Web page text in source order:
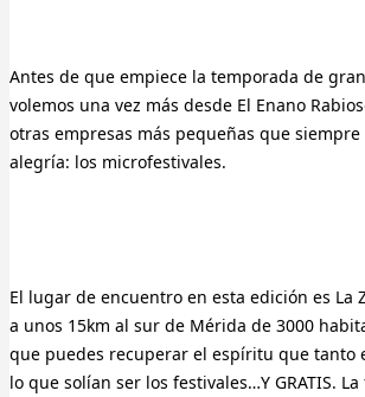
Antes de que empiece la temporada de
volemos una vez más desde El Enano
otras empresas más pequeñas que
alegría: los microfestivales.
El lugar de encuentro en esta edición es La
a unos 15km al sur de Mérida de 3000
que puedes recuperar el espíritu que tanto
lo que solían ser los festivales…Y GRATIS.